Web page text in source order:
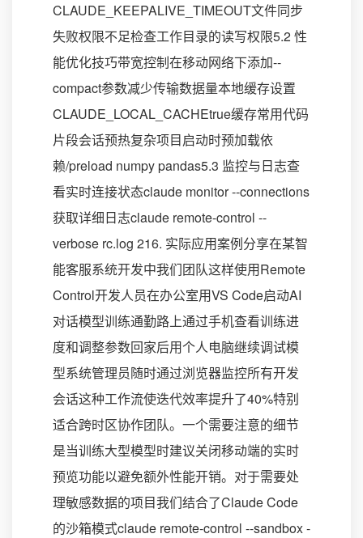
CLAUDE_KEEPALIVE_TIMEOUT文件同步
失败权限不足检查工作目录的读写权限5.2 性
能优化技巧带宽控制在移动网络下添加--
compact参数减少传输数据量本地缓存设置
CLAUDE_LOCAL_CACHEtrue缓存常用代码
片段会话预热复杂项目启动时预加载依
赖/preload numpy pandas5.3 监控与日志查
看实时连接状态claude monitor --connections
获取详细日志claude remote-control --
verbose rc.log 216. 实际应用案例分享在某智
能客服系统开发中我们团队这样使用Remote
Control开发人员在办公室用VS Code启动AI
对话模型训练通勤路上通过手机查看训练进
度和调整参数回家后用个人电脑继续调试模
型系统管理员随时通过浏览器监控所有开发
会话这种工作流使迭代效率提升了40%特别
适合跨时区协作团队。一个需要注意的细节
是当训练大型模型时建议关闭移动端的实时
预览功能以避免额外性能开销。对于需要处
理敏感数据的项目我们结合了Claude Code
的沙箱模式claude remote-control --sandbox -